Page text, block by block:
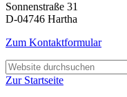
Sonnenstraße 31
D-04746 Hartha
Zum Kontaktformular
Zur Startseite